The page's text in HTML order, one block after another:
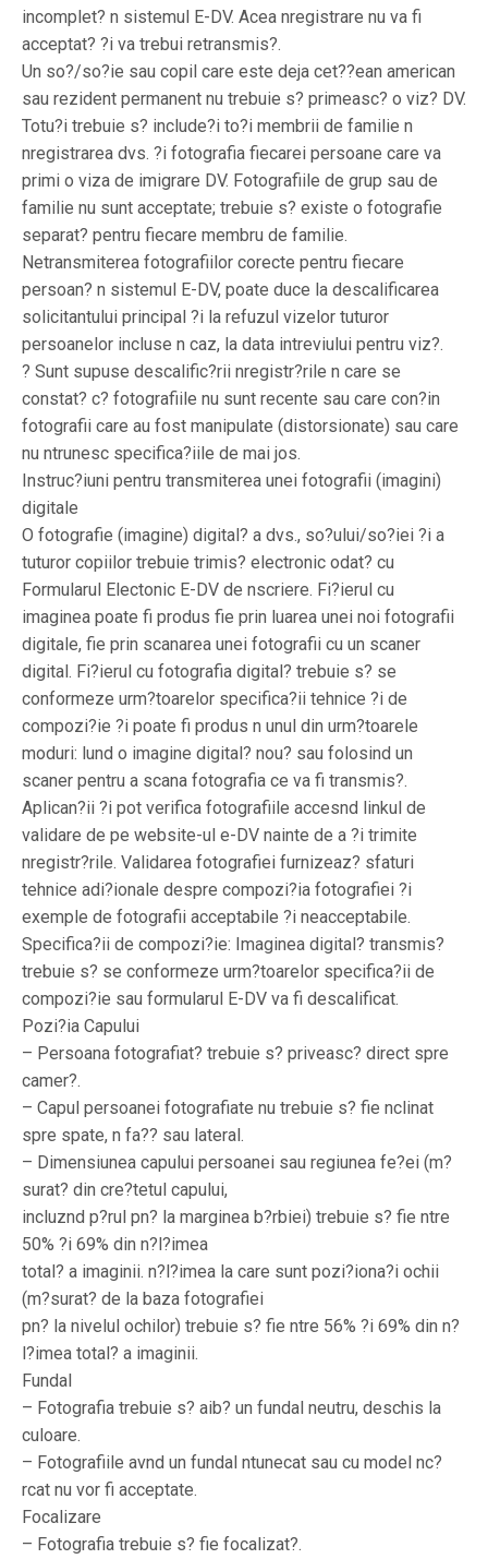
incomplet? n sistemul E-DV. Acea nregistrare nu va fi
acceptat? ?i va trebui retransmis?.
Un so?/so?ie sau copil care este deja cet??ean american
sau rezident permanent nu trebuie s? primeasc? o viz? DV.
Totu?i trebuie s? include?i to?i membrii de familie n
nregistrarea dvs. ?i fotografia fiecarei persoane care va
primi o viza de imigrare DV. Fotografiile de grup sau de
familie nu sunt acceptate; trebuie s? existe o fotografie
separat? pentru fiecare membru de familie.
Netransmiterea fotografiilor corecte pentru fiecare
persoan? n sistemul E-DV, poate duce la descalificarea
solicitantului principal ?i la refuzul vizelor tuturor
persoanelor incluse n caz, la data intreviului pentru viz?.
? Sunt supuse descalific?rii nregistr?rile n care se
constat? c? fotografiile nu sunt recente sau care con?in
fotografii care au fost manipulate (distorsionate) sau care
nu ntrunesc specifica?iile de mai jos.
Instruc?iuni pentru transmiterea unei fotografii (imagini)
digitale
O fotografie (imagine) digital? a dvs., so?ului/so?iei ?i a
tuturor copiilor trebuie trimis? electronic odat? cu
Formularul Electonic E-DV de nscriere. Fi?ierul cu
imaginea poate fi produs fie prin luarea unei noi fotografii
digitale, fie prin scanarea unei fotografii cu un scaner
digital. Fi?ierul cu fotografia digital? trebuie s? se
conformeze urm?toarelor specifica?ii tehnice ?i de
compozi?ie ?i poate fi produs n unul din urm?toarele
moduri: lund o imagine digital? nou? sau folosind un
scaner pentru a scana fotografia ce va fi transmis?.
Aplican?ii ?i pot verifica fotografiile accesnd linkul de
validare de pe website-ul e-DV nainte de a ?i trimite
nregistr?rile. Validarea fotografiei furnizeaz? sfaturi
tehnice adi?ionale despre compozi?ia fotografiei ?i
exemple de fotografii acceptabile ?i neacceptabile.
Specifica?ii de compozi?ie: Imaginea digital? transmis?
trebuie s? se conformeze urm?toarelor specifica?ii de
compozi?ie sau formularul E-DV va fi descalificat.
Pozi?ia Capului
– Persoana fotografiat? trebuie s? priveasc? direct spre
camer?.
– Capul persoanei fotografiate nu trebuie s? fie nclinat
spre spate, n fa?? sau lateral.
– Dimensiunea capului persoanei sau regiunea fe?ei (m?
surat? din cre?tetul capului,
incluznd p?rul pn? la marginea b?rbiei) trebuie s? fie ntre
50% ?i 69% din n?l?imea
total? a imaginii. n?l?imea la care sunt pozi?iona?i ochii
(m?surat? de la baza fotografiei
pn? la nivelul ochilor) trebuie s? fie ntre 56% ?i 69% din n?
l?imea total? a imaginii.
Fundal
– Fotografia trebuie s? aib? un fundal neutru, deschis la
culoare.
– Fotografiile avnd un fundal ntunecat sau cu model nc?
rcat nu vor fi acceptate.
Focalizare
– Fotografia trebuie s? fie focalizat?.